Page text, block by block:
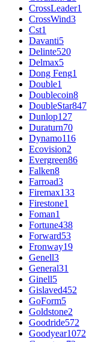
CrossLeader1
CrossWind3
Cst1
Davanti5
Delinte520
Delmax5
Dong Feng1
Double1
Doublecoin8
DoubleStar847
Dunlop127
Duraturn70
Dynamo116
Ecovision2
Evergreen86
Falken8
Farroad3
Firemax133
Firestone1
Foman1
Fortune438
Forward53
Fronway19
Genell3
General31
Ginell5
Gislaved452
GoForm5
Goldstone2
Goodride572
Goodyear1072